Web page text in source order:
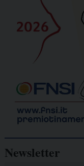
Newsletter